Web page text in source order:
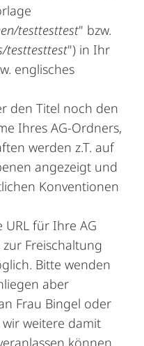
testtesttest" bzw.
testtesttest") in Ihr
englisches
den Titel noch den
Ihres AG-Ordners,
werden z.T. auf
angezeigt und
Konventionen
URL für Ihre AG
Freischaltung
Bitte wenden
aber
Frau Bingel oder
weitere damit
können